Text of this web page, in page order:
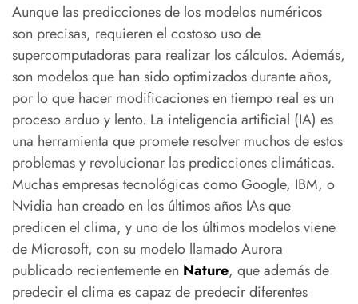
Aunque las predicciones de los modelos numéricos
son precisas, requieren el costoso uso de
supercomputadoras para realizar los cálculos. Además,
son modelos que han sido optimizados durante años,
por lo que hacer modificaciones en tiempo real es un
proceso arduo y lento. La inteligencia artificial (IA) es
una herramienta que promete resolver muchos de estos
problemas y revolucionar las predicciones climáticas.
Muchas empresas tecnológicas como Google, IBM, o
Nvidia han creado en los últimos años IAs que
predicen el clima, y uno de los últimos modelos viene
de Microsoft, con su modelo llamado Aurora
publicado recientemente en Nature, que además de
predecir el clima es capaz de predecir diferentes